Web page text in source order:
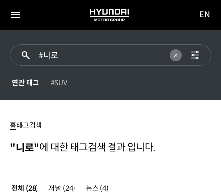
전체
HYUNDAI
MOTOR
이동
EN
연관 태그 #SUV
홈태그검색
"니로"에 대한 태그검색 결과 입니다.
전체 (28) 저널 (24) 뉴스 (4)